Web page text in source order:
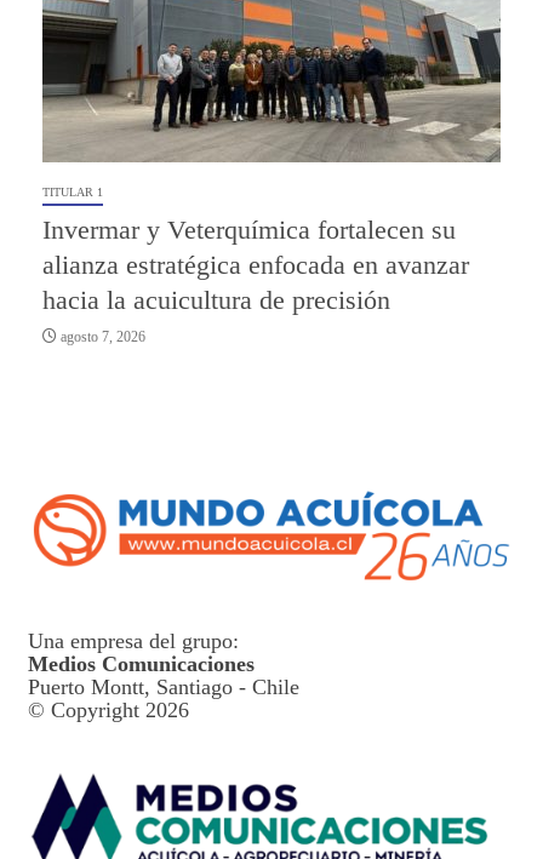
TITULAR 1
Invermar y Veterquímica fortalecen su
alianza estratégica enfocada en avanzar
hacia la acuicultura de precisión
agosto 7, 2026
Una empresa del grupo:
Medios Comunicaciones
Puerto Montt, Santiago - Chile
© Copyright 2026